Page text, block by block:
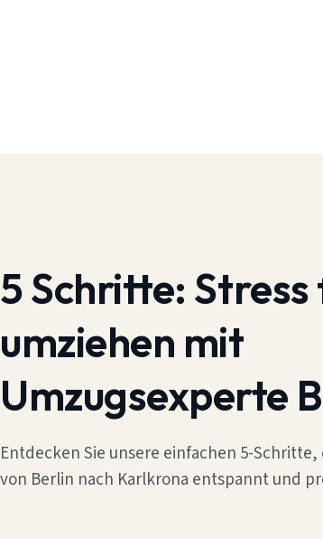
5 Schritte:
umziehen mit
Umzugsexperte
Entdecken Sie unsere einfachen 5-
von Berlin nach Karlkrona entspannt und